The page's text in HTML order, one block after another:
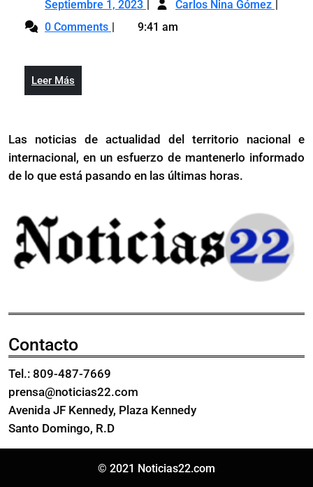
gran
Septiembre 1, 2023
2023
Carlos Nina Gómez
0 Comments 9:41 am
Leer Más
Más
Las noticias de actualidad del territorio nacional e
internacional, en un esfuerzo de mantenerlo informado
de lo que está pasando en las últimas horas.
Contacto
Tel.: 809-487-7669
prensa@noticias22.com
Avenida JF Kennedy, Plaza Kennedy
Santo Domingo, R.D
© 2021 Noticias22.com